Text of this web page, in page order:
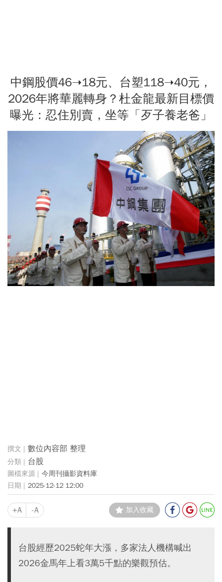
中鋼股價46➝18元、台塑118➝40元，
2026年將華麗轉身？杜金龍最新目標價
曝光：忍住別賣，坐等「歹子養老爸」
數位內容部 整理
台股
今周刊攝影資料庫
2025-12-12 12:00
+A -A 加入收藏
台股經歷2025蛇年大漲，多家法人機構喊出
2026金馬年上看3萬5千點的樂觀預估。